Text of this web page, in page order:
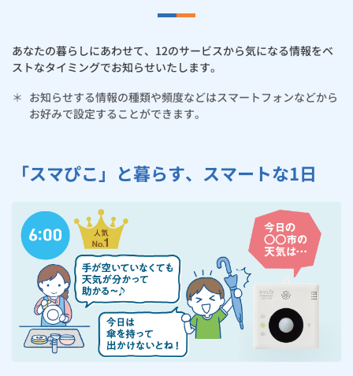
あなたの暮らしにあわせて、12のサービスから気になる情報をベ
ストなタイミングでお知らせいたします。
＊ お知らせする情報の種類や頻度などはスマートフォンなどから
お好みで設定することができます。
「スマぴこ」と暮らす、スマートな1日